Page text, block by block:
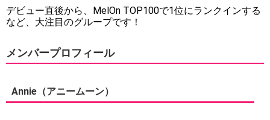
デビュー直後から、MelOn TOP100で1位にランクインする
など、大注目のグループです！
メンバープロフィール
Annie（アニームーン）